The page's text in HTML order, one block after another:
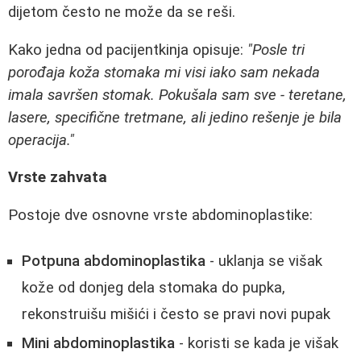
dijetom često ne može da se reši.
Kako jedna od pacijentkinja opisuje: "Posle tri
porođaja koža stomaka mi visi iako sam nekada
imala savršen stomak. Pokušala sam sve - teretane,
lasere, specifične tretmane, ali jedino rešenje je bila
operacija."
Vrste zahvata
Postoje dve osnovne vrste abdominoplastike:
Potpuna abdominoplastika - uklanja se višak
kože od donjeg dela stomaka do pupka,
rekonstruišu mišići i često se pravi novi pupak
Mini abdominoplastika - koristi se kada je višak